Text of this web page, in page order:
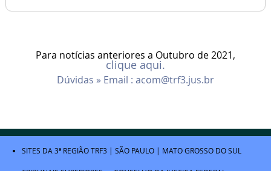
Para notícias anteriores a Outubro de 2021,
clique aqui.
Dúvidas » Email : acom@trf3.jus.br
SITES DA 3ª REGIÃOTRF3 | SÃO PAULO | MATO GROSSO DO SUL